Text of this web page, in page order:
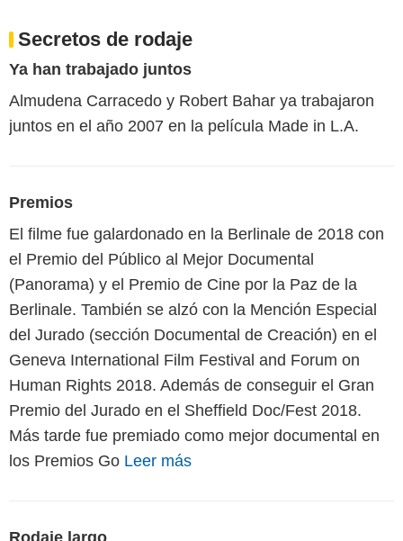
Secretos de rodaje
Ya han trabajado juntos
Almudena Carracedo y Robert Bahar ya trabajaron
juntos en el año 2007 en la película Made in L.A.
Premios
El filme fue galardonado en la Berlinale de 2018 con
el Premio del Público al Mejor Documental
(Panorama) y el Premio de Cine por la Paz de la
Berlinale. También se alzó con la Mención Especial
del Jurado (sección Documental de Creación) en el
Geneva International Film Festival and Forum on
Human Rights 2018. Además de conseguir el Gran
Premio del Jurado en el Sheffield Doc/Fest 2018.
Más tarde fue premiado como mejor documental en
los Premios Go Leer más